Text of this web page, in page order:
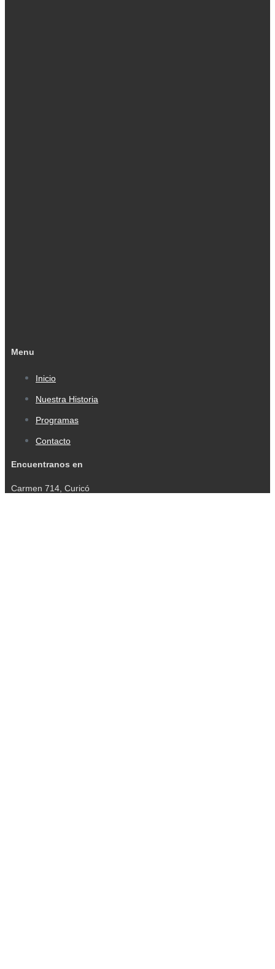
Menu
Inicio
Nuestra Historia
Programas
Contacto
Encuentranos en
Carmen 714, Curicó